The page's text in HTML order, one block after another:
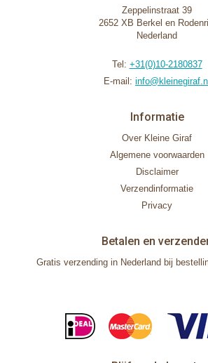
Zeppelinstraat 39
2652 XB Berkel en
Nederland
Tel: +31(0)10-2180837
E-mail: info@kleinegiraf.nl
Informatie
Over Kleine Giraf
Algemene voorwaarden
Disclaimer
Verzendinformatie
Privacy
Betalen en
Gratis verzending in Nederland bij